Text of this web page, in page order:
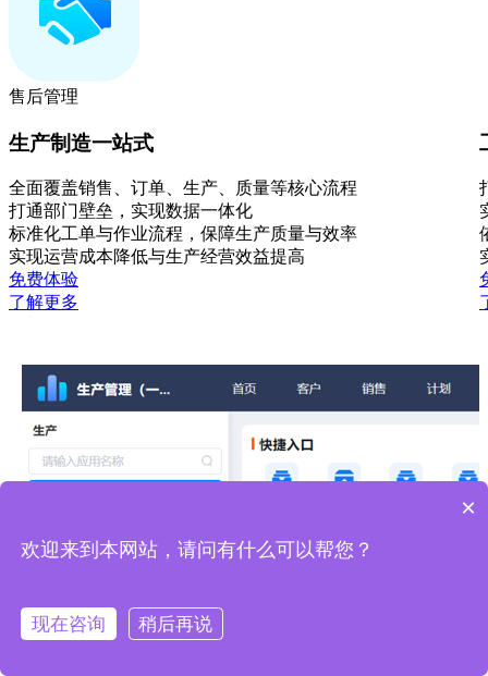
售后管理
生产制造一站式
全面覆盖销售、订单、生产、质量等核心流程
打通部门壁垒，实现数据一体化
标准化工单与作业流程，保障生产质量与效率
实现运营成本降低与生产经营效益提高
免费体验
了解更多
×
欢迎来到本网站，请问有什么可以帮您？
现在咨询 稍后再说